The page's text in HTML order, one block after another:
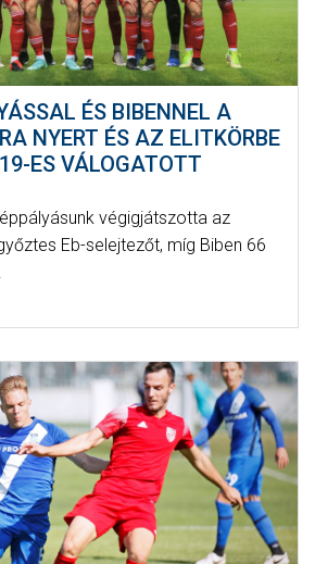
ÉS BIBENNEL A
NYERT ÉS AZ ELITKÖRBE
ES VÁLOGATOTT
végigjátszotta az
Eb-selejtezőt, míg Biben 66